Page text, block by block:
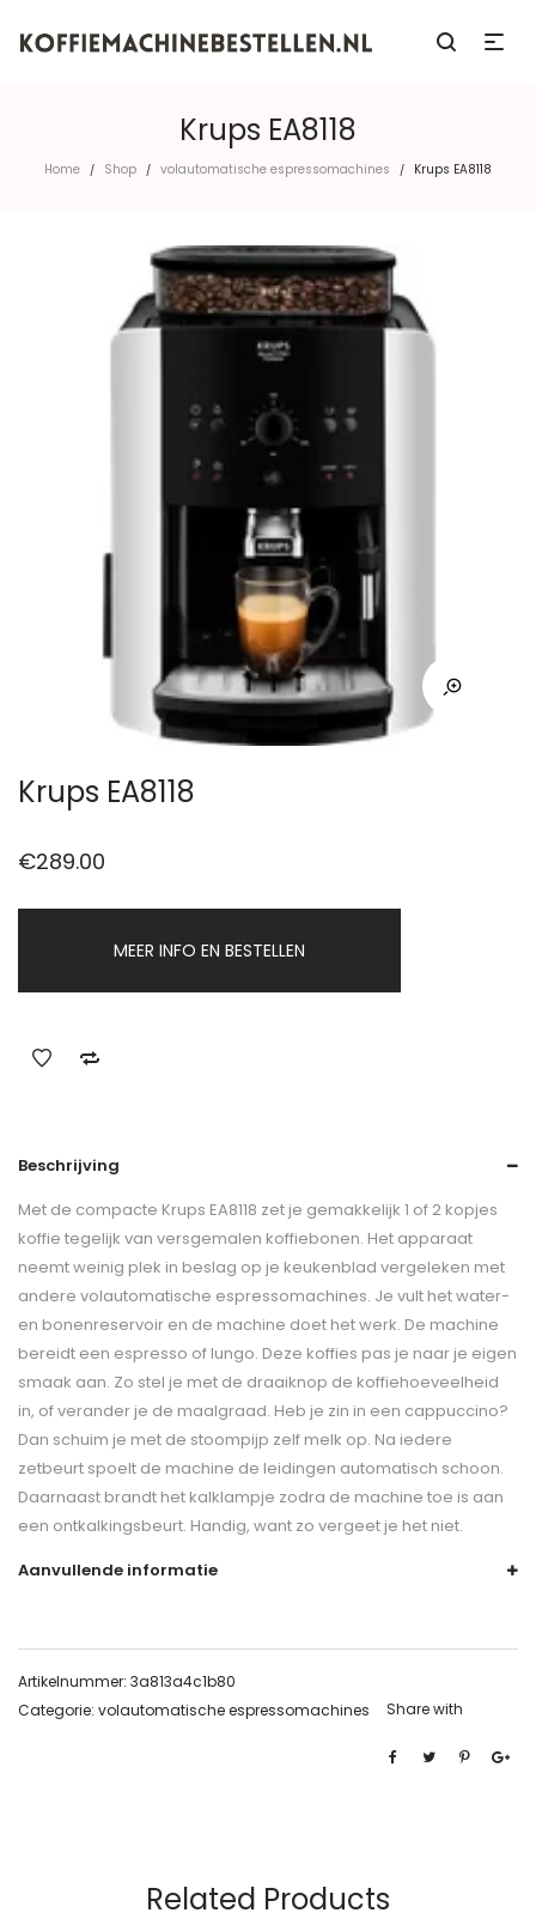
Krups EA8118
Home / Shop / volautomatische espressomachines / Krups EA8118
Krups EA8118
€289.00
MEER INFO EN BESTELLEN
Beschrijving
Met de compacte Krups EA8118 zet je gemakkelijk 1 of 2 kopjes
koffie tegelijk van versgemalen koffiebonen. Het apparaat
neemt weinig plek in beslag op je keukenblad vergeleken met
andere volautomatische espressomachines. Je vult het water-
en bonenreservoir en de machine doet het werk. De machine
bereidt een espresso of lungo. Deze koffies pas je naar je eigen
smaak aan. Zo stel je met de draaiknop de koffiehoeveelheid
in, of verander je de maalgraad. Heb je zin in een cappuccino?
Dan schuim je met de stoompijp zelf melk op. Na iedere
zetbeurt spoelt de machine de leidingen automatisch schoon.
Daarnaast brandt het kalklampje zodra de machine toe is aan
een ontkalkingsbeurt. Handig, want zo vergeet je het niet.
Aanvullende informatie
Artikelnummer: 3a813a4c1b80
Categorie: volautomatische espressomachines Share with
Related Products